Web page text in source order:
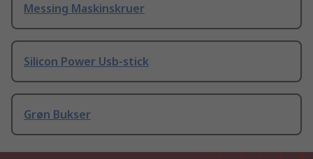
Messing Maskinskruer
Silicon Power Usb-stick
Grøn Bukser